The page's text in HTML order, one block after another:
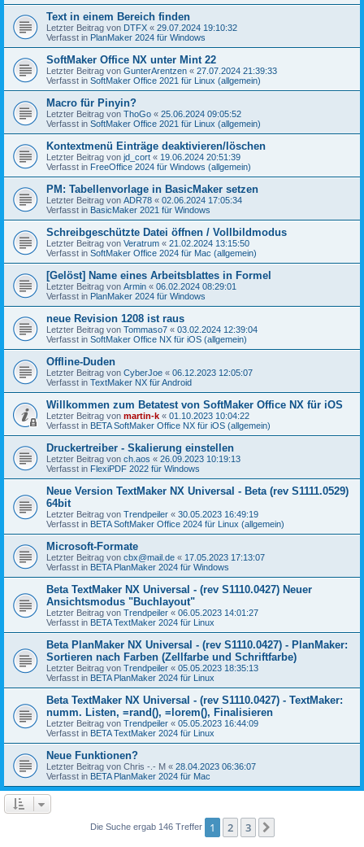
Text in einem Bereich finden
Letzter Beitrag von DTFX « 29.07.2024 19:10:32
Verfasst in PlanMaker 2024 für Windows
SoftMaker Office NX unter Mint 22
Letzter Beitrag von GunterArentzen « 27.07.2024 21:39:33
Verfasst in SoftMaker Office 2021 für Linux (allgemein)
Macro für Pinyin?
Letzter Beitrag von ThoGo « 25.06.2024 09:05:52
Verfasst in SoftMaker Office 2021 für Linux (allgemein)
Kontextmenü Einträge deaktivieren/löschen
Letzter Beitrag von jd_cort « 19.06.2024 20:51:39
Verfasst in FreeOffice 2024 für Windows (allgemein)
PM: Tabellenvorlage in BasicMaker setzen
Letzter Beitrag von ADR78 « 02.06.2024 17:05:34
Verfasst in BasicMaker 2021 für Windows
Schreibgeschützte Datei öffnen / Vollbildmodus
Letzter Beitrag von Veratrum « 21.02.2024 13:15:50
Verfasst in SoftMaker Office 2024 für Mac (allgemein)
[Gelöst] Name eines Arbeitsblattes in Formel
Letzter Beitrag von Armin « 06.02.2024 08:29:01
Verfasst in PlanMaker 2024 für Windows
neue Revision 1208 ist raus
Letzter Beitrag von Tommaso7 « 03.02.2024 12:39:04
Verfasst in SoftMaker Office NX für iOS (allgemein)
Offline-Duden
Letzter Beitrag von CyberJoe « 06.12.2023 12:05:07
Verfasst in TextMaker NX für Android
Willkommen zum Betatest von SoftMaker Office NX für iOS
Letzter Beitrag von martin-k « 01.10.2023 10:04:22
Verfasst in BETA SoftMaker Office NX für iOS (allgemein)
Druckertreiber - Skalierung einstellen
Letzter Beitrag von ch.aos « 26.09.2023 10:19:13
Verfasst in FlexiPDF 2022 für Windows
Neue Version TextMaker NX Universal - Beta (rev S1111.0529)
64bit
Letzter Beitrag von Trendpeiler « 30.05.2023 16:49:19
Verfasst in BETA SoftMaker Office 2024 für Linux (allgemein)
Microsoft-Formate
Letzter Beitrag von cbx@mail.de « 17.05.2023 17:13:07
Verfasst in BETA PlanMaker 2024 für Windows
Beta TextMaker NX Universal - (rev S1110.0427) Neuer
Ansichtsmodus "Buchlayout"
Letzter Beitrag von Trendpeiler « 06.05.2023 14:01:27
Verfasst in BETA TextMaker 2024 für Linux
Beta PlanMaker NX Universal - (rev S1110.0427) - PlanMaker:
Sortieren nach Farben (Zellfarbe und Schriftfarbe)
Letzter Beitrag von Trendpeiler « 05.05.2023 18:35:13
Verfasst in BETA PlanMaker 2024 für Linux
Beta TextMaker NX Universal - (rev S1110.0427) - TextMaker:
numm. Listen, =rand(), =lorem(), Finalisieren
Letzter Beitrag von Trendpeiler « 05.05.2023 16:44:09
Verfasst in BETA TextMaker 2024 für Linux
Neue Funktionen?
Letzter Beitrag von Chris -.- M « 28.04.2023 06:36:07
Verfasst in BETA PlanMaker 2024 für Mac
Die Suche ergab 146 Treffer 1 2 3